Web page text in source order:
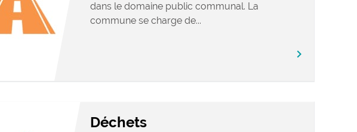
dans le domaine public communal. La
commune se charge de...
chevron_right
Déchets